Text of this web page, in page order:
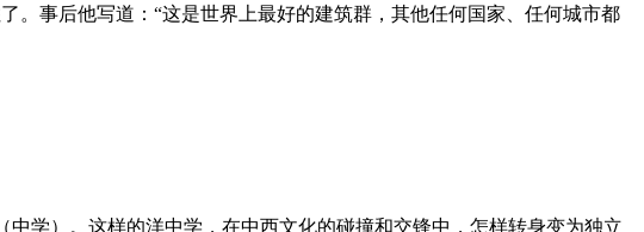
。事后他写道：“这是世界上最好的建筑群，其他任何国家、任何城市都
学）。这样的洋中学，在中西文化的碰撞和交锋中，怎样转身变为独立